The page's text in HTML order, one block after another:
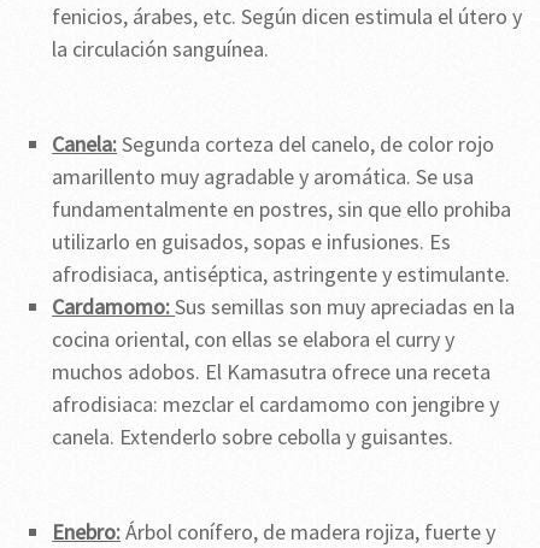
fenicios, árabes, etc. Según dicen estimula el útero y
la circulación sanguínea.
Canela:Segunda corteza del canelo, de color rojo
amarillento muy agradable y aromática. Se usa
fundamentalmente en postres, sin que ello prohiba
utilizarlo en guisados, sopas e infusiones. Es
afrodisiaca, antiséptica, astringente y estimulante.
Cardamomo:Sus semillas son muy apreciadas en la
cocina oriental, con ellas se elabora el curry y
muchos adobos. El Kamasutra ofrece una receta
afrodisiaca: mezclar el cardamomo con jengibre y
canela. Extenderlo sobre cebolla y guisantes.
Enebro:Árbol conífero, de madera rojiza, fuerte y